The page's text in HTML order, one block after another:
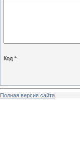
Код *:
Полная версия сайта